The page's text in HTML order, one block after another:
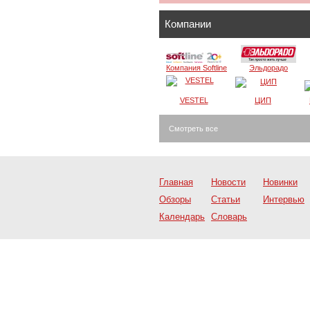
Компании
Компания Softline Эльдорадо
VESTEL ЦИП
Смотреть все
Главная Новости
Новинки
Обзоры
Статьи
Интервью
Календарь Словарь